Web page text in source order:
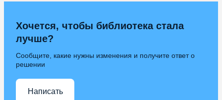
Хочется, чтобы библиотека стала
лучше?
Сообщите, какие нужны изменения и получите ответ о
решении
Написать